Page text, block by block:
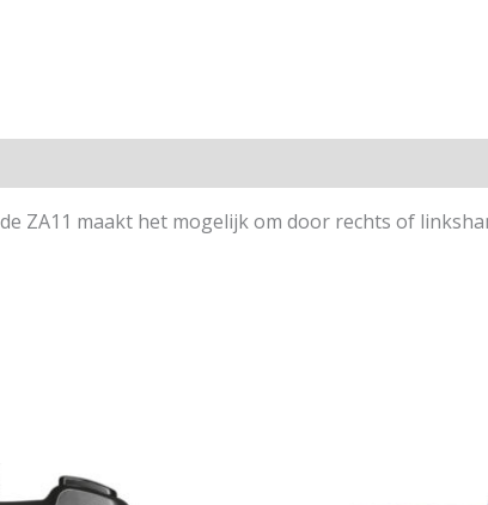
ZA11 maakt het mogelijk om door rechts of